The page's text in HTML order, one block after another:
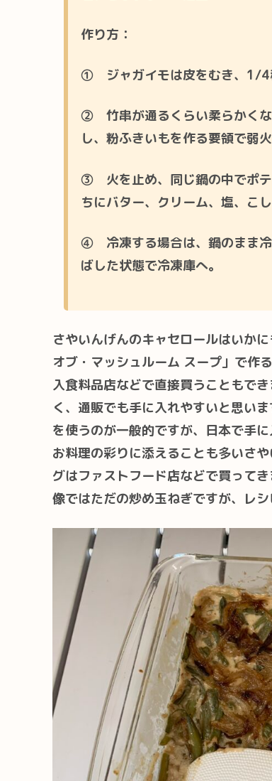
作り方：
① ジャガイモは皮をむき、1/4
② 竹串が通るくらい柔らかくな
し、粉ふきいもを作る要領で弱
③ 火を止め、同じ鍋の中でポテ
ちにバター、クリーム、塩、こ
④ 冷凍する場合は、鍋のまま冷
ばした状態で冷凍庫へ。
さやいんげんのキャセロールはいか
オブ・マッシュルーム スープ」で作
入食料品店などで直接買うこともで
く、通販でも手に入れやすいと思い
を使うのが一般的ですが、日本で手
お料理の彩りに添えることも多いさ
グはファストフード店などで買って
像ではただの炒め玉ねぎですが、レ